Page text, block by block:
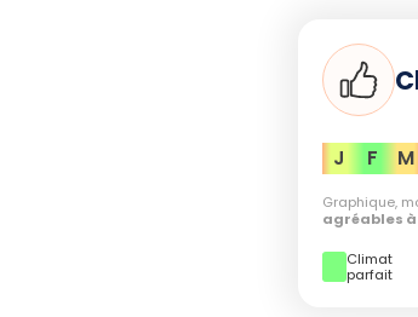
J F M
Graphique,
agréables
Climat
parfait